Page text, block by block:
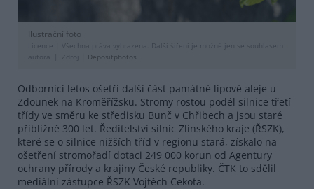
Ilustrační foto
Licence |
Všechna práva vyhrazena. Další šíření je možné jen se souhlasem
autora
Zdroj | Depositphotos
Odborníci letos ošetří další část památné lipové aleje u
Zdounek na Kroměřížsku. Stromy rostou podél silnice třetí
třídy ve směru ke středisku Bunč v Chřibech a jsou staré
přibližně 300 let. Ředitelství silnic Zlínského kraje (ŘSZK),
které se o silnice nižších tříd v regionu stará, získalo na
ošetření stromořadí dotaci 249 000 korun od Agentury
ochrany přírody a krajiny České republiky. ČTK to sdělil
mediální zástupce ŘSZK Vojtěch Cekota.